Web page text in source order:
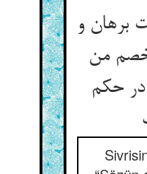
برهان و
من
در حکم